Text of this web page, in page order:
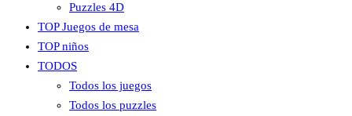
Puzzles 4D
TOP Juegos de mesa
TOP niños
TODOS
Todos los juegos
Todos los puzzles